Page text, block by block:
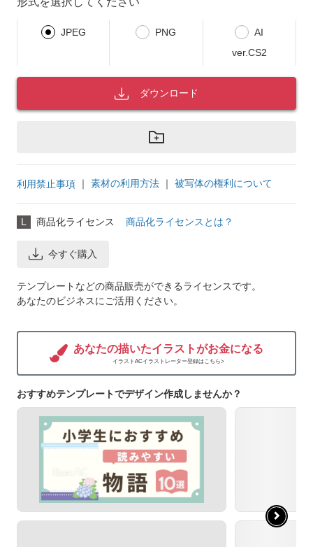
JPEG PNG
AI
ver.CS2
ダウンロード
利用禁止事項 ｜ 素材の利用方法 ｜ 被写体の権利について
L 商品化ライセンス 商品化ライセンスとは？
今すぐ購入
テンプレートなどの商品販売ができるライセンスです。
あなたのビジネスにご活用ください。
あなたの描いたイラストがお金になる
イラストACイラストレーター登録はこちら>
おすすめテンプレートでデザイン作成しませんか？